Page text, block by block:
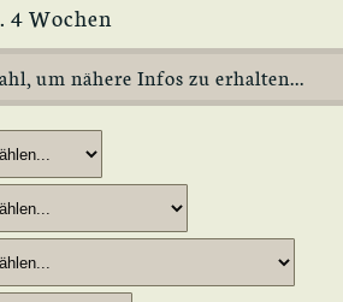
4 Wochen
um nähere Infos zu erhalten...